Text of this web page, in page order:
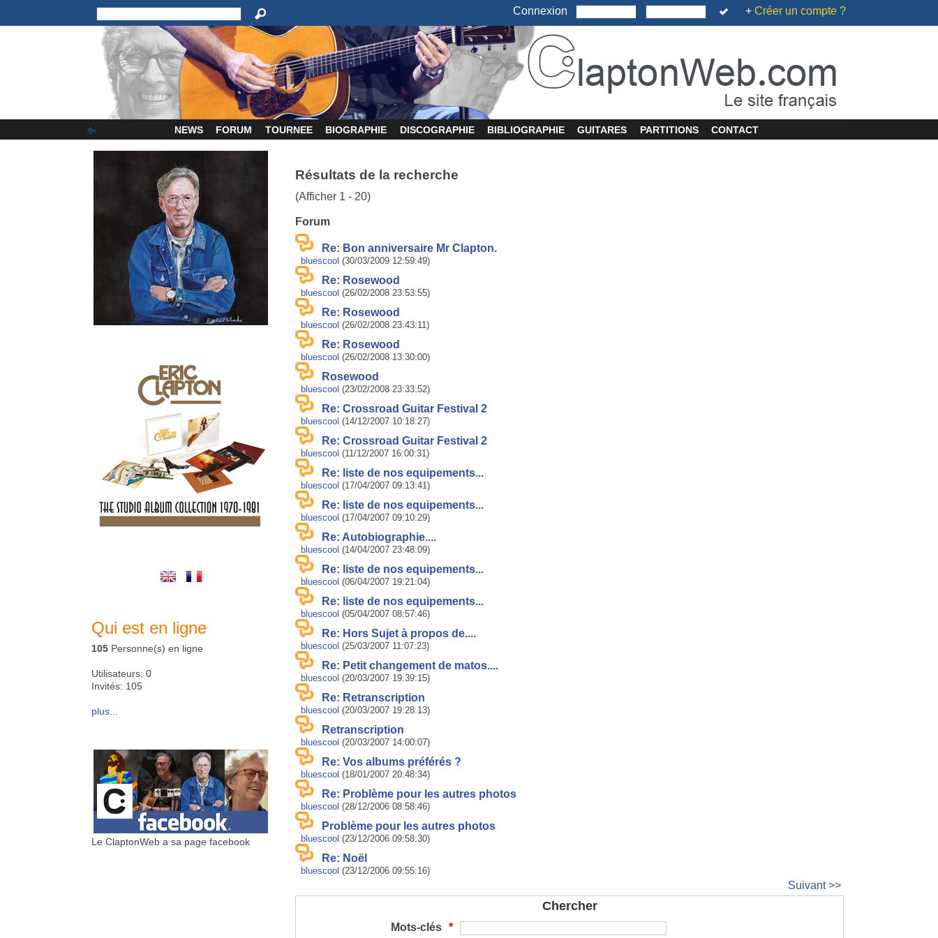
Connexion + Créer un compte ?
NEWS FORUM TOURNEE BIOGRAPHIE DISCOGRAPHIE BIBLIOGRAPHIE GUITARES PARTITIONS CONTACT
Qui est en ligne
105 Personne(s) en ligne
Utilisateurs: 0
Invités: 105
plus...
Le ClaptonWeb a sa page facebook
Résultats de la recherche
(Afficher 1 - 20)
Forum
Re: Bon anniversaire Mr Clapton.
bluescool (30/03/2009 12:59:49)
Re: Rosewood
bluescool (26/02/2008 23:53:55)
Re: Rosewood
bluescool (26/02/2008 23:43:11)
Re: Rosewood
bluescool (26/02/2008 13:30:00)
Rosewood
bluescool (23/02/2008 23:33:52)
Re: Crossroad Guitar Festival 2
bluescool (14/12/2007 10:18:27)
Re: Crossroad Guitar Festival 2
bluescool (11/12/2007 16:00:31)
Re: liste de nos equipements...
bluescool (17/04/2007 09:13:41)
Re: liste de nos equipements...
bluescool (17/04/2007 09:10:29)
Re: Autobiographie....
bluescool (14/04/2007 23:48:09)
Re: liste de nos equipements...
bluescool (06/04/2007 19:21:04)
Re: liste de nos equipements...
bluescool (05/04/2007 08:57:46)
Re: Hors Sujet à propos de....
bluescool (25/03/2007 11:07:23)
Re: Petit changement de matos....
bluescool (20/03/2007 19:39:15)
Re: Retranscription
bluescool (20/03/2007 19:28:13)
Retranscription
bluescool (20/03/2007 14:00:07)
Re: Vos albums préférés ?
bluescool (18/01/2007 20:48:34)
Re: Problème pour les autres photos
bluescool (28/12/2006 08:58:46)
Problème pour les autres photos
bluescool (23/12/2006 09:58:30)
Re: Noël
bluescool (23/12/2006 09:55:16)
Suivant >>
Chercher
Mots-clés *